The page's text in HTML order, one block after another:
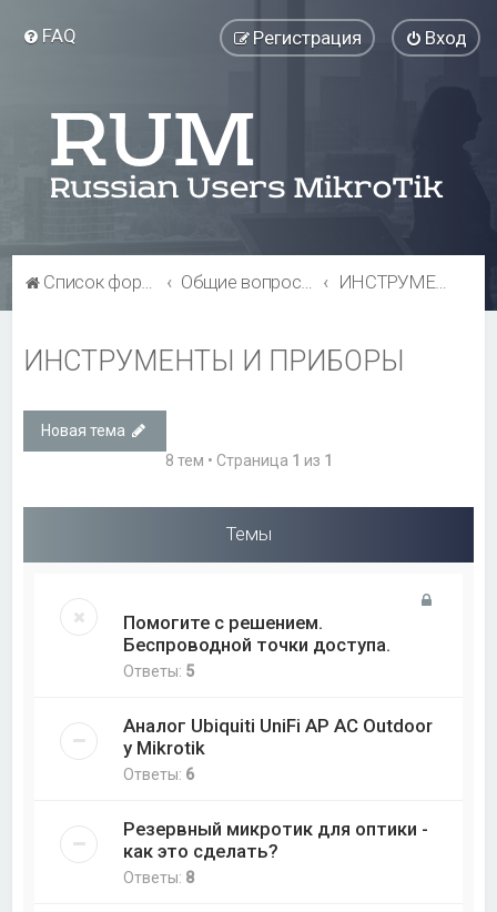
FAQ Вход
Регистрация
Список форумов Общие вопросы ИНСТРУМЕНТЫ И ПРИБОРЫ
ИНСТРУМЕНТЫ И ПРИБОРЫ
Новая тема
8 тем • Страница 1 из 1
Темы
Помогите с решением.
Беспроводной точки доступа.
Ответы: 5
Аналог Ubiquiti UniFi AP AC Outdoor
у Mikrotik
Ответы: 6
Резервный микротик для оптики -
как это сделать?
Ответы: 8